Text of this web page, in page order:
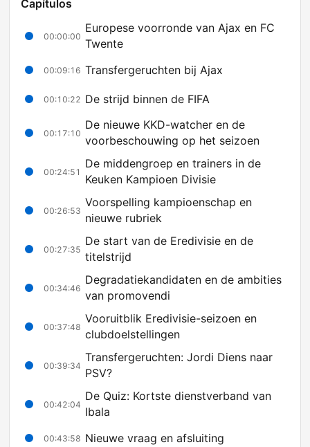
Capítulos
00:00:00
Europese voorronde van Ajax en FC
Twente
00:09:16 Transfergeruchten bij Ajax
00:10:22 De strijd binnen de FIFA
00:17:10
De nieuwe KKD-watcher en de
voorbeschouwing op het seizoen
00:24:51
De middengroep en trainers in de
Keuken Kampioen Divisie
00:26:53
Voorspelling kampioenschap en
nieuwe rubriek
00:27:35
De start van de Eredivisie en de
titelstrijd
00:34:46
Degradatiekandidaten en de ambities
van promovendi
00:37:48
Vooruitblik Eredivisie-seizoen en
clubdoelstellingen
00:39:34
Transfergeruchten: Jordi Diens naar
PSV?
00:42:04
De Quiz: Kortste dienstverband van
Ibala
00:43:58 Nieuwe vraag en afsluiting